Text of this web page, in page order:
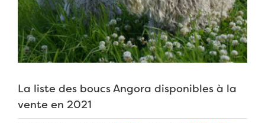
La liste des boucs Angora disponibles à la
vente en 2021